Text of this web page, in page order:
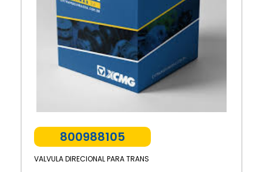
800988105
VALVULA DIRECIONAL PARA TRANS